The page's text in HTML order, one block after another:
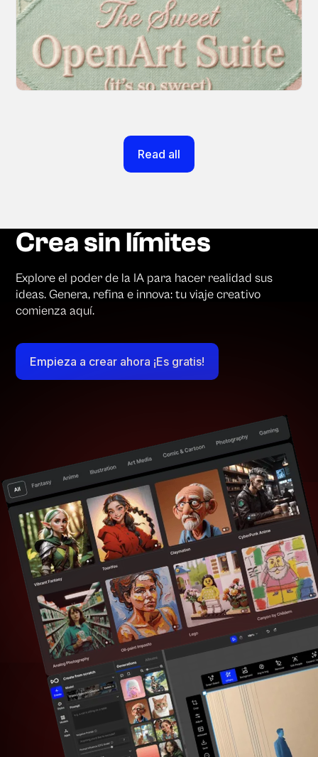
Every tool you need, finally in one place. We
fundamentally rearchitected the OpenArt
creation experience so your workflow finally
moves as fast as your ideas do.
March 20, 2026
Read all
Crea sin límites
Explore el poder de la IA para hacer realidad sus
ideas. Genera, refina e innova: tu viaje creativo
comienza aquí.
Empieza a crear ahora ¡Es gratis!